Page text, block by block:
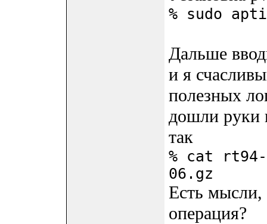
% sudo
Дальше
и я
полезных
дошли руки
так
% cat
06.gz
Есть мысли,
операция?